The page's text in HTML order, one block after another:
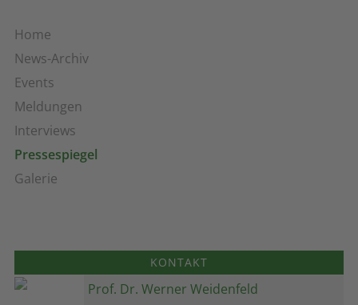
Home
News-Archiv
Events
Meldungen
Interviews
Pressespiegel
Galerie
KONTAKT
Prof. Dr. Werner Weidenfeld